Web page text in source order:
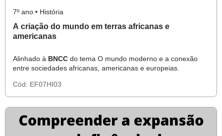
7º ano • História
A criação do mundo em terras africanas e
americanas
Alinhado à BNCC do tema O mundo moderno e a conexão
entre sociedades africanas, americanas e europeias.
Cód: EF07HI03